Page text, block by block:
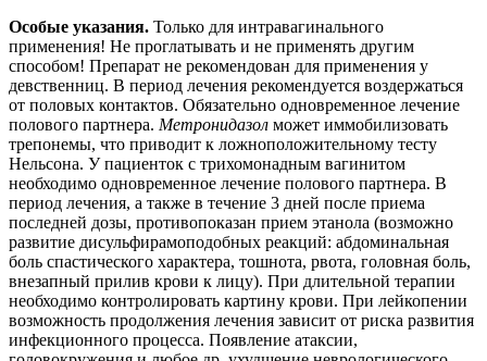
Особые указания. Только для интравагинального
применения! Не проглатывать и не применять другим
способом! Препарат не рекомендован для применения у
девственниц. В период лечения рекомендуется воздержаться
от половых контактов. Обязательно одновременное лечение
полового партнера. Метронидазол может иммобилизовать
трепонемы, что приводит к ложноположительному тесту
Нельсона. У пациенток с трихомонадным вагинитом
необходимо одновременное лечение полового партнера. В
период лечения, а также в течение 3 дней после приема
последней дозы, противопоказан прием этанола (возможно
развитие дисульфирамоподобных реакций: абдоминальная
боль спастического характера, тошнота, рвота, головная боль,
внезапный прилив крови к лицу). При длительной терапии
необходимо контролировать картину крови. При лейкопении
возможность продолжения лечения зависит от риска развития
инфекционного процесса. Появление атаксии,